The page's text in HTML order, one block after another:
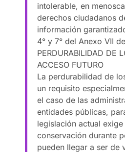
intolerable, en
derechos ciudadanos
información
4° y 7° del Anexo VII
PERDURABILIDAD DE
ACCESO FUTURO
La perdurabilidad de
un requisito
el caso de las
entidades públicas,
legislación actual
conservación durante
pueden llegar a ser de